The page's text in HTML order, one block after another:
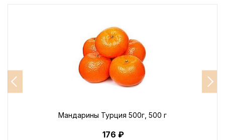
Мандарины Турция 500г, 500 г
176